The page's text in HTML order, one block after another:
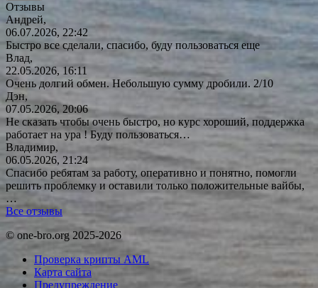
Отзывы
Андрей,
06.07.2026, 22:42
Быстро все сделали, спасибо, буду пользоваться еще
Влад,
22.05.2026, 16:11
Очень долгий обмен. Небольшую сумму дробили. 2/10
Дэн,
07.05.2026, 20:06
Не сказать чтобы очень быстро, но курс хороший, поддержка
работает на ура ! Буду пользоваться…
Владимир,
06.05.2026, 21:24
Спасибо ребятам за работу, оперативно и понятно, помогли
решить проблемку и оставили только положительные вайбы,
…
Все отзывы
© one-bro.org 2025-2026
Проверка крипты AML
Карта сайта
Предупреждение